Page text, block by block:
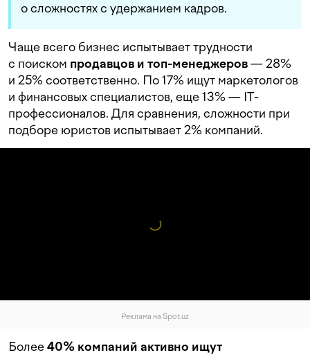
о сложностях с удержанием кадров.
Чаще всего бизнес испытывает трудности
с поиском продавцов и топ-менеджеров— 28%
и 25% соответственно. По 17% ищут маркетологов
и финансовых специалистов, еще 13% — IT-
профессионалов. Для сравнения, сложности при
подборе юристов испытывает 2% компаний.
Реклама на Spot.uz
Более40% компаний активно ищут